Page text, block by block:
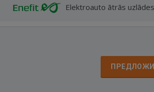
Elektroauto ātrās